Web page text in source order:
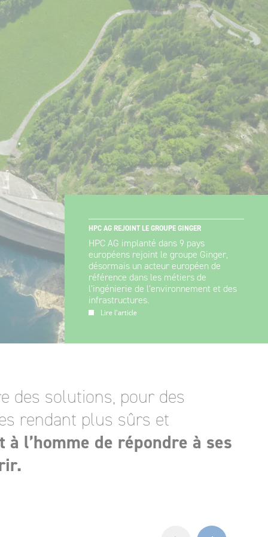
Ginger FORMATION
Ginger V-SCAN
Pologne
Tunisie
HPC AG REJOINT LE GROUPE GINGER
HPC AG implanté dans 9 pays
européens rejoint le groupe Ginger,
désormais un acteur européen de
référence dans les métiers de
l’ingénierie de l’environnement et des
infrastructures.
Lire l’article
des solutions, pour des
rendant plus sûrs et
l’homme de répondre à ses